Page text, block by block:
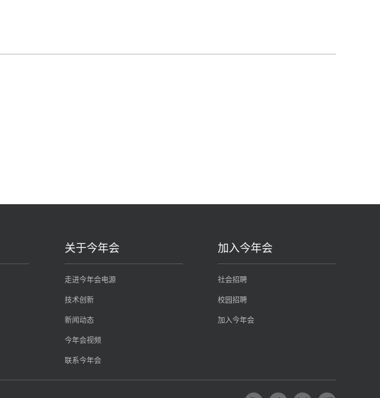
关于今年会
走进今年会电源
技术创新
新闻动态
今年会视频
联系今年会
加入今年会
社会招聘
校园招聘
加入今年会